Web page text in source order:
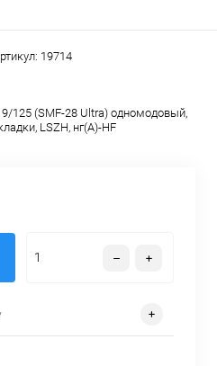
19714
125 (SMF-28 Ultra) одномодовый,
LSZH, нг(А)-HF